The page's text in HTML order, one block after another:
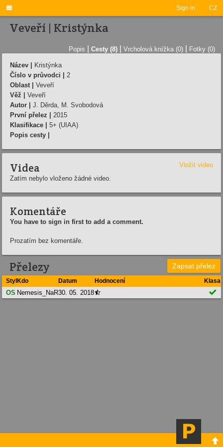
Sign in CZ

Veveří | Kristýnka
Popis Cesty (8) Vrcholová knížka (0) Fotky (0)
Název |
Kristýnka
Číslo v průvodci |
2
Oblast |
Veveří
Věž |
Veveří
Autor |
J. Děrda, M. Svobodová
První přelez |
2015
Klasifikace |
5+ (UIAA)
Popis cesty |
Videa
Vložit video
Zatím nebylo vloženo žádné video.
Komentáře
You have to sign in first to add a comment.
Prozatím bez komentáře.
Přelezy Zapsat přelez
StylKdo Datum Hodnocení Klasa
OS Nemesis_NaR30. 05. 2018 
